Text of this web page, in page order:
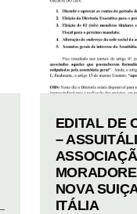
EDITAL DE
–
NOVA
ITÁLIA